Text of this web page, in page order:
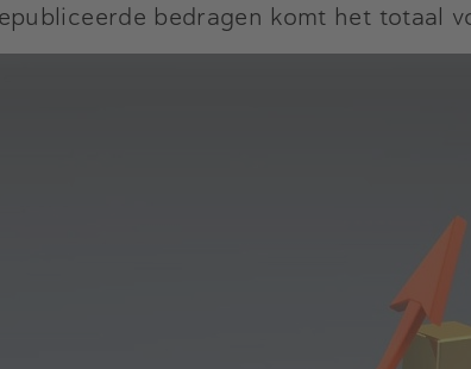
bedragen komt het totaal